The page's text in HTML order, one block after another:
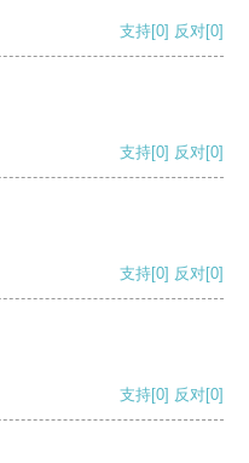
支持[0] 反对[0]
支持[0] 反对[0]
支持[0] 反对[0]
支持[0] 反对[0]